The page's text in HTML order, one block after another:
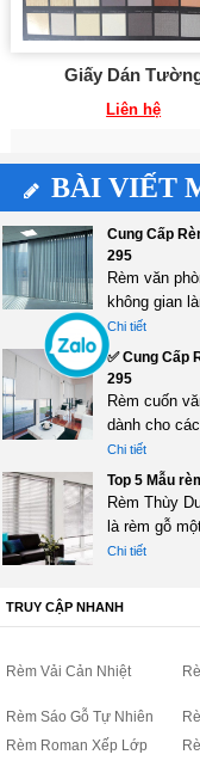
Giấy Dán
Liên hệ
BÀI VIẾT
Cung Cấp
295
Rèm văn
không gian
Chi tiết
✅ Cung Cấp
295
Rèm cuốn
dành cho
Chi tiết
Top 5 Mẫu
Rèm Thùy
là rèm gỗ
Chi tiết
TRUY CẬP NHANH
Rèm Vải Cản Nhiệt
Rèm Sáo Gỗ Tự Nhiên
Rèm Roman Xếp Lớp